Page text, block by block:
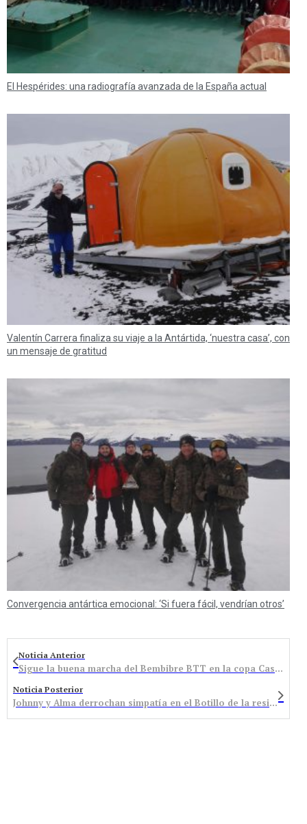
El Hespérides: una radiografía avanzada de la España actual
Valentín Carrera finaliza su viaje a la Antártida, ‘nuestra casa’, con
un mensaje de gratitud
Convergencia antártica emocional: ‘Si fuera fácil, vendrían otros’
Noticia Anterior
Sigue la buena marcha del Bembibre BTT en la copa Castilla y León
Noticia Posterior
Johnny y Alma derrochan simpatía en el Botillo de la residencia que combina música, espectáculo y gastronomía